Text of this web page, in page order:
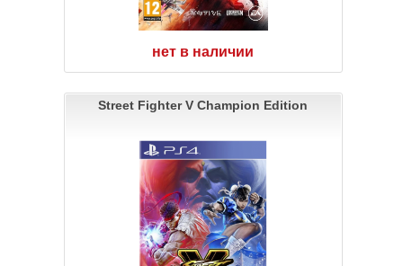
нет в наличии
Street Fighter V Champion Edition